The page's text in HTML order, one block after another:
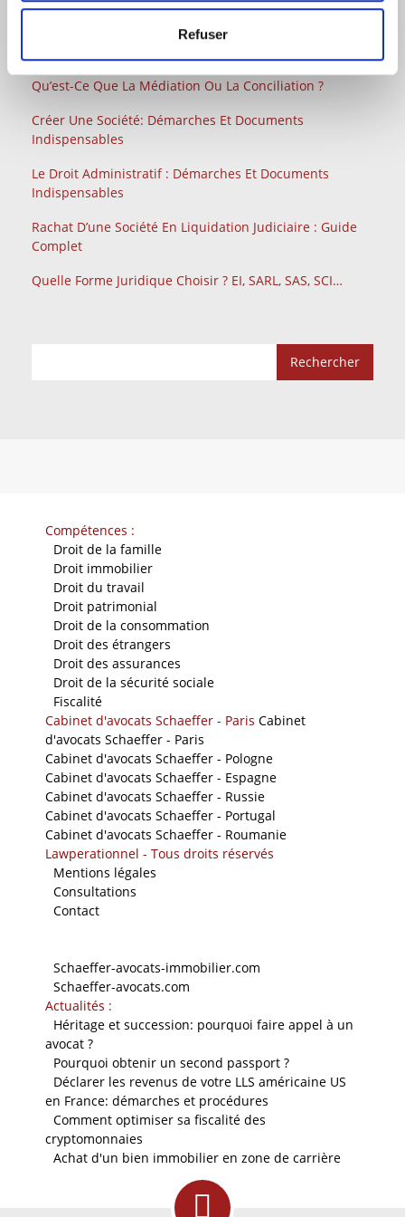
Refuser
Comment Contester Un Refus, Un Retrait Ou Un Retard
De Versement D’une Aide Publique Lorsque Vous Êtes
Qu’est-Ce Que La Médiation Ou La Conciliation ?
Créer Une Société: Démarches Et Documents
Indispensables
Le Droit Administratif : Démarches Et Documents
Indispensables
Rachat D’une Société En Liquidation Judiciaire : Guide
Complet
Quelle Forme Juridique Choisir ? EI, SARL, SAS, SCI…
Compétences :
Droit de la famille
Droit immobilier
Droit du travail
Droit patrimonial
Droit de la consommation
Droit des étrangers
Droit des assurances
Droit de la sécurité sociale
Fiscalité
Cabinet d'avocats Schaeffer - Paris Cabinet
d'avocats Schaeffer - Paris
Cabinet d'avocats Schaeffer - Pologne
Cabinet d'avocats Schaeffer - Espagne
Cabinet d'avocats Schaeffer - Russie
Cabinet d'avocats Schaeffer - Portugal
Cabinet d'avocats Schaeffer - Roumanie
Lawperationnel - Tous droits réservés
Mentions légales
Consultations
Contact
Schaeffer-avocats-immobilier.com
Schaeffer-avocats.com
Actualités :
Héritage et succession: pourquoi faire appel à un
avocat ?
Pourquoi obtenir un second passport ?
Déclarer les revenus de votre LLS américaine US
en France: démarches et procédures
Comment optimiser sa fiscalité des
cryptomonnaies
Achat d'un bien immobilier en zone de carrière